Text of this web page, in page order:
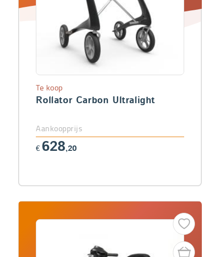
Rollator Carbon Ultralight
Te koop
Aankoopprijs
€ 628,20